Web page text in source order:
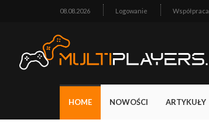
08.08.2026 Logowanie Współpraca
HOME NOWOŚCI ARTYKUŁY